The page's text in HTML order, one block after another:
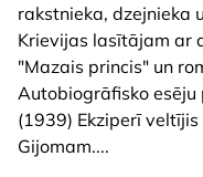
rakstnieka, dzejnieka
Krievijas lasītājam ar
"Mazais princis" un
Autobiogrāfisko
(1939) Ekziperī
Gijomam....